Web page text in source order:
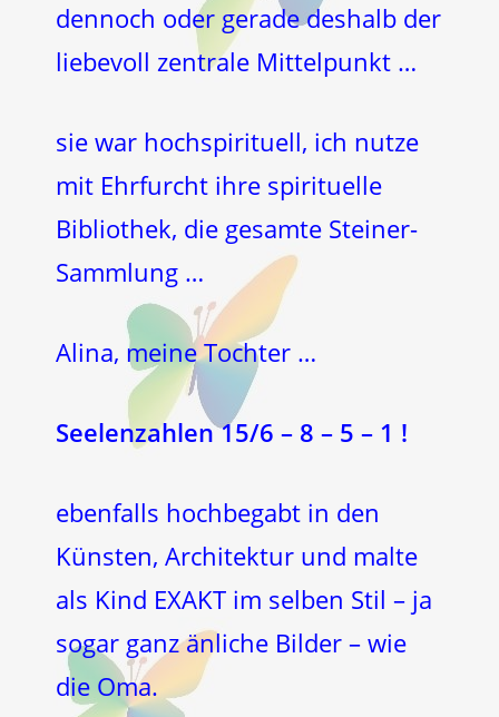
dennoch oder gerade deshalb der
liebevoll zentrale Mittelpunkt …
sie war hochspirituell, ich nutze
mit Ehrfurcht ihre spirituelle
Bibliothek, die gesamte Steiner-
Sammlung …
Alina, meine Tochter …
Seelenzahlen 15/6 – 8 – 5 – 1 !
ebenfalls hochbegabt in den
Künsten, Architektur und malte
als Kind EXAKT im selben Stil – ja
sogar ganz änliche Bilder – wie
die Oma.